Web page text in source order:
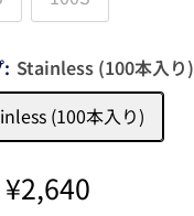
: Stainless (100本入り)
(100本入り)
販
¥2,640